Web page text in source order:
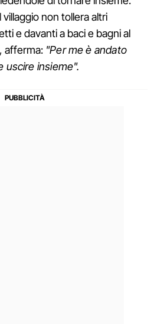
non tollera altri
e davanti a baci e bagni al
afferma: "Per me è andato
uscire insieme".